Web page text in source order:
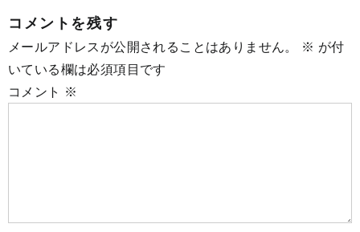
コメントを残す
メールアドレスが公開されることはありません。 ※ が付
いている欄は必須項目です
コメント ※